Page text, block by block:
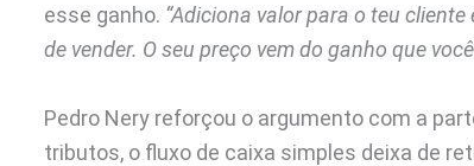
esse ganho. “Adiciona valor para o teu cliente
de vender. O seu preço vem do ganho que
Pedro Nery reforçou o argumento com a
tributos, o fluxo de caixa simples deixa de